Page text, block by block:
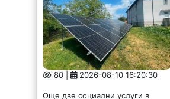
80 | 2026-08-10 16:20:30
Още две социални услуги в